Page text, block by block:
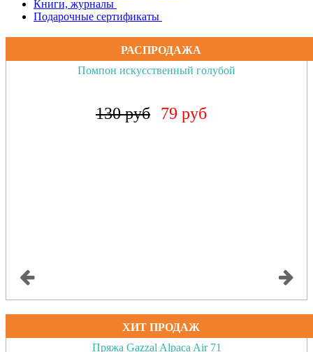
Книги, журналы
Подарочные сертификаты
РАСПРОДАЖА
Помпон искусственный коралловый неон
130 руб 79 руб
ХИТ ПРОДАЖ
Пряжа Gazzal Alpaca Air 71